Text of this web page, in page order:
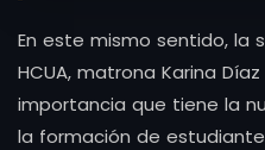
En este mismo sentido, la
HCUA, matrona Karina
importancia que tiene la
la formación de